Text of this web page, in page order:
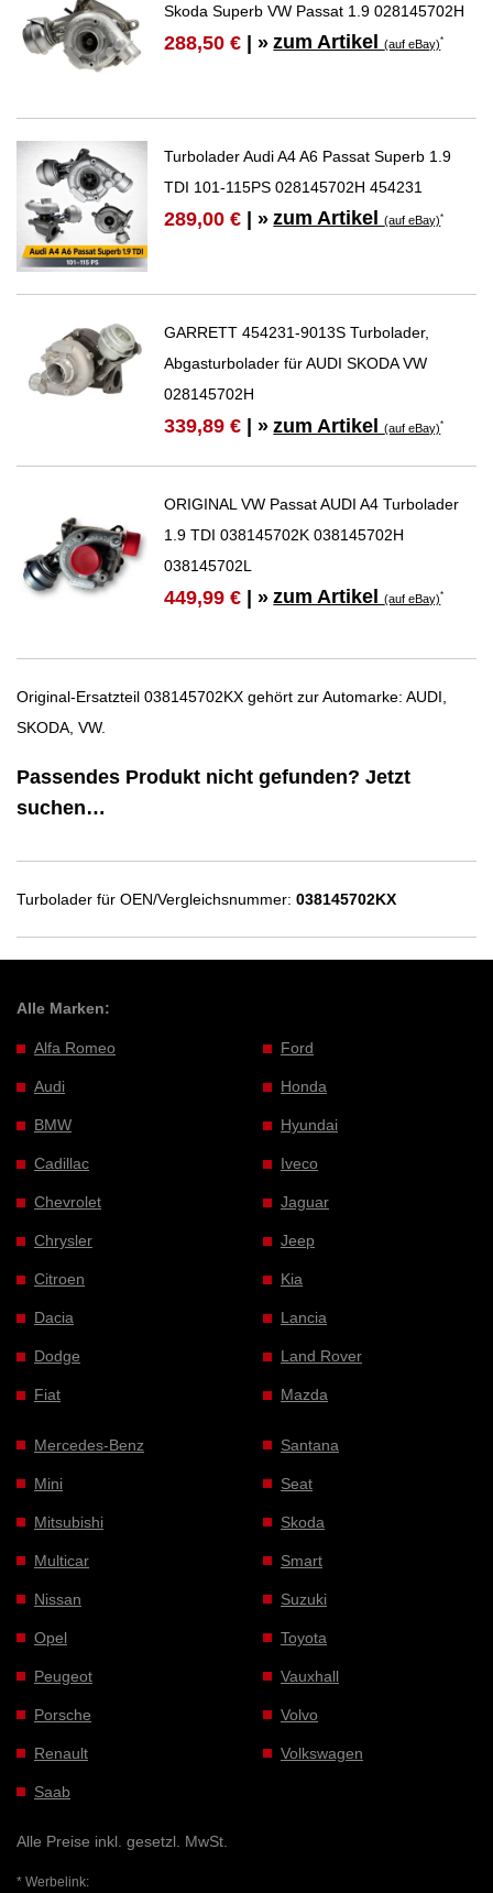
Skoda Superb VW Passat 1.9 028145702H
288,50 € | » zum Artikel(auf eBay)*
Turbolader Audi A4 A6 Passat Superb 1.9
TDI 101-115PS 028145702H 454231
289,00 € | » zum Artikel(auf eBay)*
GARRETT 454231-9013S Turbolader,
Abgasturbolader für AUDI SKODA VW
028145702H
339,89 € | » zum Artikel(auf eBay)*
ORIGINAL VW Passat AUDI A4 Turbolader
1.9 TDI 038145702K 038145702H
038145702L
449,99 € | » zum Artikel(auf eBay)*
Original-Ersatzteil 038145702KX gehört zur Automarke: AUDI,
SKODA, VW.
Passendes Produkt nicht gefunden? Jetzt
suchen…
Turbolader für OEN/Vergleichsnummer: 038145702KX
Alle Marken:
Alfa Romeo
Audi
BMW
Cadillac
Chevrolet
Chrysler
Citroen
Dacia
Dodge
Fiat
Ford
Honda
Hyundai
Iveco
Jaguar
Jeep
Kia
Lancia
Land Rover
Mazda
Mercedes-Benz
Mini
Mitsubishi
Multicar
Nissan
Opel
Peugeot
Porsche
Renault
Saab
Santana
Seat
Skoda
Smart
Suzuki
Toyota
Vauxhall
Volvo
Volkswagen
Alle Preise inkl. gesetzl. MwSt.
* Werbelink: